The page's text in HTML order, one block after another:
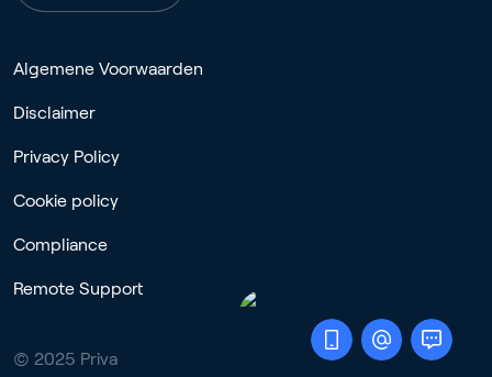
© 2025 Priva
Algemene Voorwaarden
Disclaimer
Privacy Policy
Cookie policy
Compliance
Remote Support